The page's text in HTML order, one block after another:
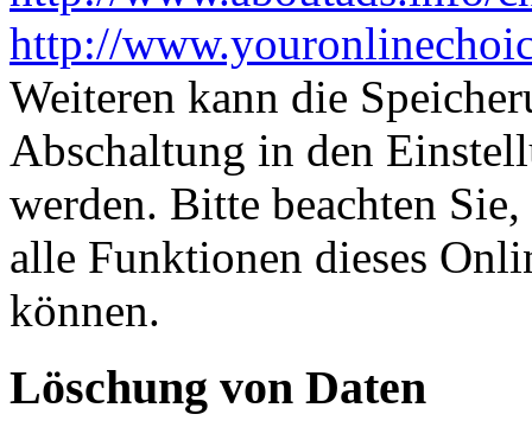
http://
Weiteren kann die
Abschaltung in den
werden. Bitte beachten
alle Funktionen dieses
können.
Löschung von Daten